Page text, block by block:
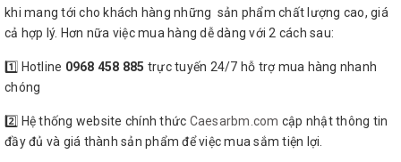
khi mang tới cho khách hàng những sản phẩm chất lượng cao, giá
cả hợp lý. Hơn nữa việc mua hàng dễ dàng với 2 cách sau:
1️⃣ Hotline 0968 458 885 trực tuyến 24/7 hỗ trợ mua hàng nhanh
chóng
2️⃣ Hệ thống website chính thức Caesarbm.com cập nhật thông tin
đầy đủ và giá thành sản phẩm để việc mua sắm tiện lợi.